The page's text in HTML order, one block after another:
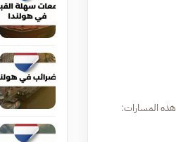
المسارات: